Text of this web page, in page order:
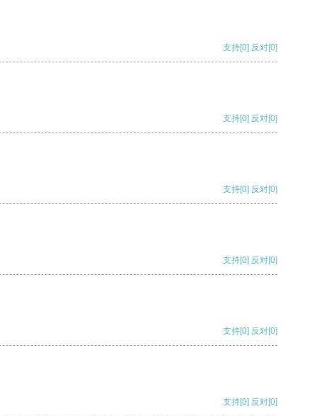
支持[0] 反对[0]
支持[0] 反对[0]
支持[0] 反对[0]
支持[0] 反对[0]
支持[0] 反对[0]
支持[0] 反对[0]